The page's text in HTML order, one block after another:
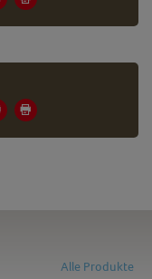
Alle Produkte